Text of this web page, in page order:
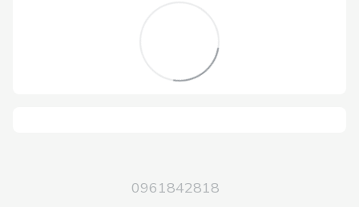
0961842818